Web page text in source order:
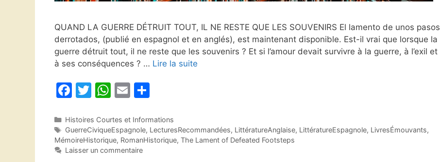
QUAND LA GUERRE DÉTRUIT TOUT, IL NE RESTE QUE LES SOUVENIRS El lamento de unos pasos
derrotados, (publié en espagnol et en anglés), est maintenant disponible. Est-il vrai que lorsque la
guerre détruit tout, il ne reste que les souvenirs ? Et si l’amour devait survivre à la guerre, à l’exil et
à ses conséquences ? … Lire la suite
F
c
e
b
T
itt
er
W
at
s
A
E
ai
l
ta
g
Catégories
Histoires Courtes et Informations
Étiquettes
GuerreCiviqueEspagnole, LecturesRecommandées, LittératureAnglaise, LittératureEspagnole, LivresÉmouvants,
MémoireHistorique, RomanHistorique, The Lament of Defeated Footsteps
Laisser un commentaire